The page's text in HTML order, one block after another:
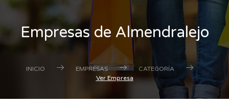
Empresas de Almendralejo
INICIO EMPRESAS
CATEGORÍA
Ver Empresa